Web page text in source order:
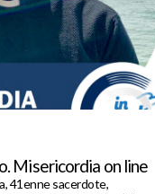
Misericordia on line
41enne sacerdote,